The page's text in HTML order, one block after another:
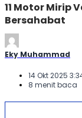
11 Motor Mirip
Bersahabat
Eky Muhammad
14 Okt 2025
8 menit baca